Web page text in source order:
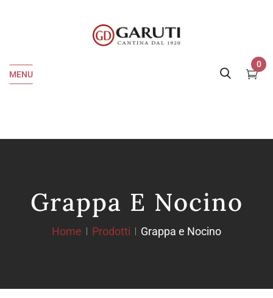
MENU
0
Grappa E Nocino
Home Prodotti Grappa e Nocino